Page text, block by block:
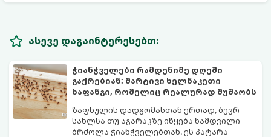
ასევე დაგაინტერესებთ:
ჭიანჭველები რამდენიმე დღეში
გაქრებიან: მარტივი ხელნაკეთი
ხაფანგი, რომელიც რეალურად მუშაობს
ზაფხულის დადგომასთან ერთად, ბევრ
სახლსა თუ აგარაკზე იწყება ნამდვილი
ბრძოლა ჭიანჭველებთან. ეს პატარა